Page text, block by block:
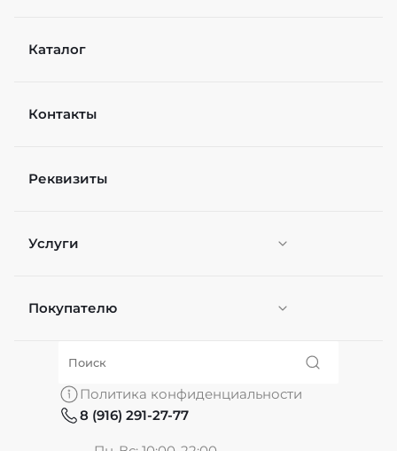
Каталог
Контакты
Реквизиты
Услуги
Персонификация
Покупателю
О нас
Политика конфиденциальности
8 (916) 291-27-77